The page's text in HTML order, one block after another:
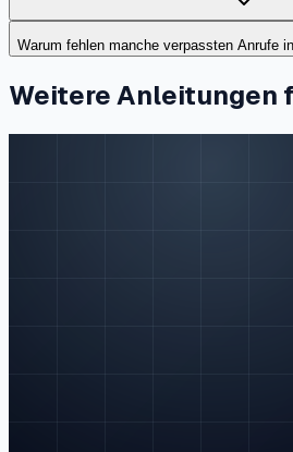
Warum fehlen manche verpassten Anrufe
Weitere Anleitungen